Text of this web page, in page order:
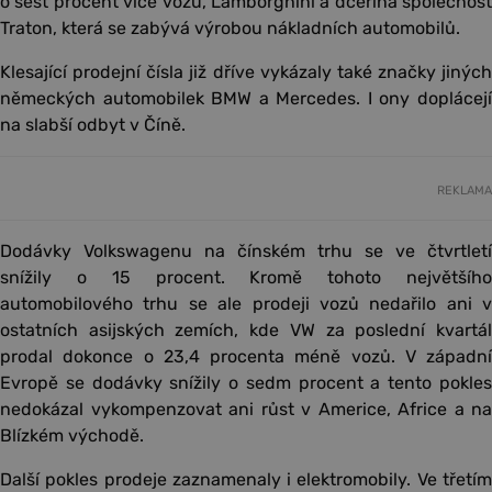
Traton, která se zabývá výrobou nákladních automobilů.
Klesající prodejní čísla již dříve vykázaly také značky jiných
německých automobilek BMW a Mercedes. I ony doplácejí
na slabší odbyt v Číně.
REKLAMA
Dodávky Volkswagenu na čínském trhu se ve čtvrtletí
snížily o 15 procent. Kromě tohoto největšího
automobilového trhu se ale prodeji vozů nedařilo ani v
ostatních asijských zemích, kde VW za poslední kvartál
prodal dokonce o 23,4 procenta méně vozů. V západní
Evropě se dodávky snížily o sedm procent a tento pokles
nedokázal vykompenzovat ani růst v Americe, Africe a na
Blízkém východě.
Další pokles prodeje zaznamenaly i elektromobily. Ve třetím